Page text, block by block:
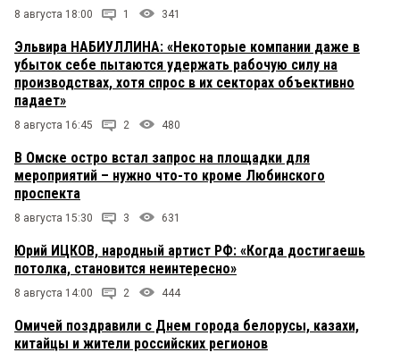
8 августа 18:00 1 341
Эльвира НАБИУЛЛИНА: «Некоторые компании даже в
убыток себе пытаются удержать рабочую силу на
производствах, хотя спрос в их секторах объективно
падает»
8 августа 16:45 2 480
В Омске остро встал запрос на площадки для
мероприятий – нужно что-то кроме Любинского
проспекта
8 августа 15:30 3 631
Юрий ИЦКОВ, народный артист РФ: «Когда достигаешь
потолка, становится неинтересно»
8 августа 14:00 2 444
Омичей поздравили с Днем города белорусы, казахи,
китайцы и жители российских регионов